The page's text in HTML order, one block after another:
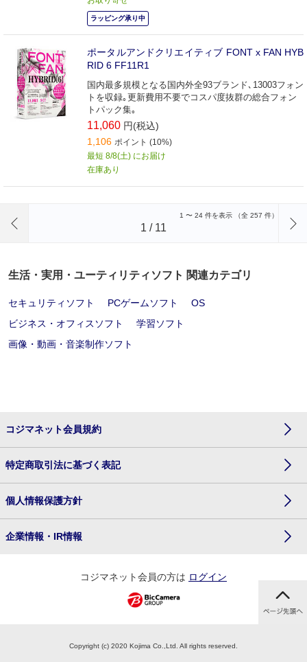
ラッピング承り中
ポータルアンドクリエイティブ FONT x FAN HYB
RID 6 FF11R1
国内最多規模となる国内外全93ブランド､13003フォン
トを収録｡更新費用不要でコスパ度抜群の総合フォン
トパック集｡
11,060 円(税込)
1,106 ポイント (10%)
最短 8/8(土) にお届け
在庫あり
1 〜 24 件を表示 （全 257 件）
1 / 11
生活・実用・ユーティリティソフト 関連カテゴリ
セキュリティソフト PCゲームソフト
OS
ビジネス・オフィスソフト
学習ソフト
画像・動画・音楽制作ソフト
コジマネット会員規約
特定商取引法に基づく表記
個人情報保護方針
企業情報・IR情報
コジマネット会員の方は ログイン
Copyright (c) 2020 Kojima Co.,Ltd. All rights reserved.